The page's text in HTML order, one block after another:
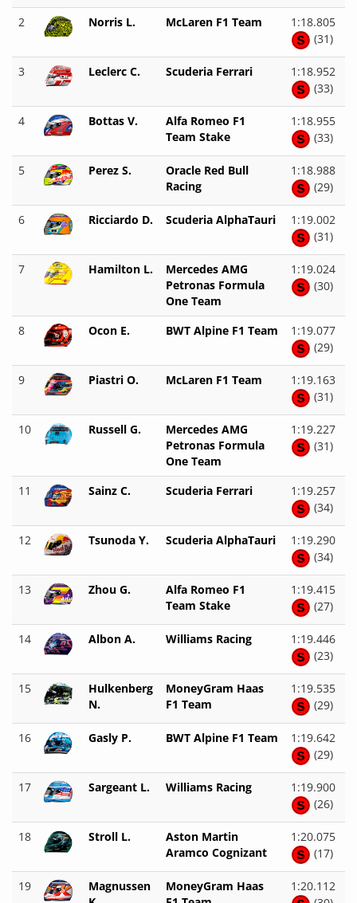
2 Norris L. McLaren F1 Team
1:18.805
(31)
3 Leclerc C. Scuderia Ferrari
1:18.952
(33)
4 Bottas V.
Alfa Romeo F1
Team Stake
1:18.955
(33)
5 Perez S.
Oracle Red Bull
Racing
1:18.988
(29)
6 Ricciardo D. Scuderia AlphaTauri
1:19.002
(31)
7 Hamilton L.
Mercedes AMG
Petronas Formula
One Team
1:19.024
(30)
8 Ocon E. BWT Alpine F1 Team
1:19.077
(29)
9 Piastri O. McLaren F1 Team
1:19.163
(31)
10 Russell G.
Mercedes AMG
Petronas Formula
One Team
1:19.227
(31)
11 Sainz C. Scuderia Ferrari
1:19.257
(34)
12 Tsunoda Y. Scuderia AlphaTauri
1:19.290
(34)
13 Zhou G.
Alfa Romeo F1
Team Stake
1:19.415
(27)
14 Albon A. Williams Racing
1:19.446
(23)
15
Hulkenberg
N.
MoneyGram Haas
F1 Team
1:19.535
(29)
16 Gasly P. BWT Alpine F1 Team
1:19.642
(29)
17 Sargeant L. Williams Racing
1:19.900
(26)
18 Stroll L.
Aston Martin
Aramco Cognizant
1:20.075
(17)
19
Magnussen
MoneyGram Haas
1:20.112